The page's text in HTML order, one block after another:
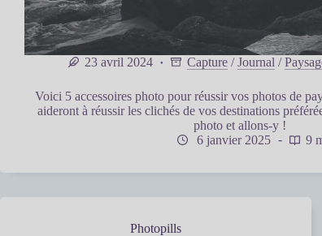
23 avril 2024 Capture/Journal /
Voici 5 accessoires photo pour réussir vos photos de
aideront à réussir les clichés de vos destinations
photo et allons-y !
6 janvier 2025
9
Photopills